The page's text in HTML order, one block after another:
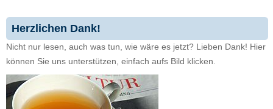
Herzlichen Dank!
Nicht nur lesen, auch was tun, wie wäre es jetzt? Lieben Dank! Hier
können Sie uns unterstützen, einfach aufs Bild klicken.